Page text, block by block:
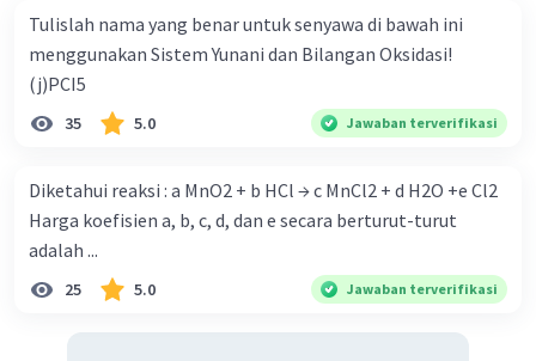
Tulislah nama yang benar untuk senyawa di bawah ini
menggunakan Sistem Yunani dan Bilangan Oksidasi!
(j)PCI5
35 5.0 Jawaban terverifikasi
Diketahui reaksi : a MnO2 + b HCl → c MnCl2 + d H2O +e Cl2
Harga koefisien a, b, c, d, dan e secara berturut-turut
adalah ...
25 5.0 Jawaban terverifikasi